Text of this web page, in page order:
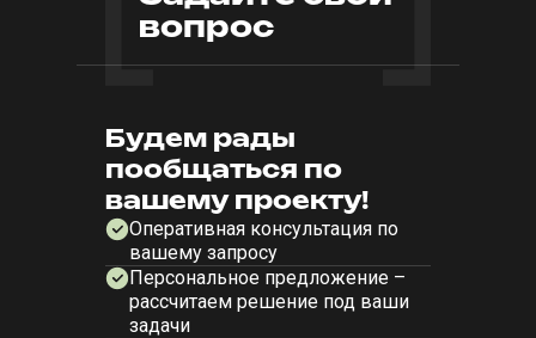
вопрос
Будем рады
пообщаться по
вашему проекту!
Оперативная консультация по
вашему запросу
Персональное предложение –
рассчитаем решение под ваши
задачи